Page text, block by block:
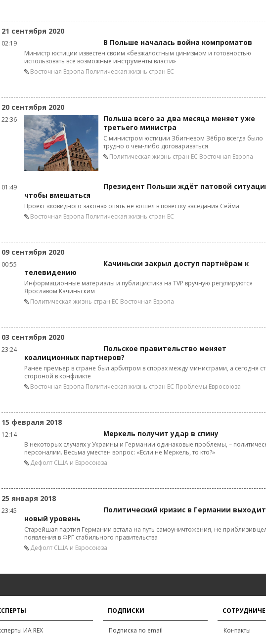
21 сентября 2020
02:19 В Польше началась война компроматов
Министр юстиции известен своим «безжалостным цинизмом и готовностью
использовать все возможные инструменты власти»
Восточная Европа Политическая жизнь стран ЕС
20 сентября 2020
22:36
Польша всего за два месяца меняет уже
третьего министра
С министром юстиции Збигневом Зёбро всегда было
трудно о чем-либо договариваться
Политическая жизнь стран ЕС Восточная Европа
01:49
Президент Польши ждёт патовой
чтобы вмешаться
Проект «ковидного закона» опять не вошел в повестку заседания Сейма
Восточная Европа Политическая жизнь стран ЕС
09 сентября 2020
00:55
Качиньски закрыл доступ партнёрам к
телевидению
Информационные материалы и публицистика на TVP вручную регулируются
Ярославом Качиньским
Политическая жизнь стран ЕС Восточная Европа
03 сентября 2020
23:24
Польское правительство меняет
коалиционных партнеров?
Ранее премьер в стране был арбитром в спорах между министрами, а сегодня
стороной в конфликте
Восточная Европа Политическая жизнь стран ЕС Проблемы Евросоюза
15 февраля 2018
12:14 Меркель получит удар в спину
В некоторых случаях у Украины и Германии одинаковые проблемы, –
персоналии. Весьма уместен вопрос: «Если не Меркель, то кто?»
Дефолт США и Евросоюза
25 января 2018
23:45
Политический кризис в Германии
новый уровень
Старейшая партия Германии встала на путь самоуничтожения, не приблизив
появления в ФРГ стабильного правительства
Дефолт США и Евросоюза
ИА REX
ПОДПИСКИ
Подписка по email Контакты